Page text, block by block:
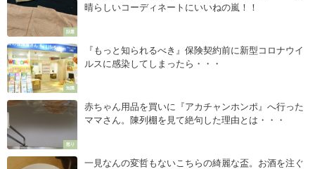
話題
晴らしいコーディネートにいいねの嵐！！
知識
『もっと知られるべき』保険契約前に新型コロナウイ
ルスに感染してしまったら・・・
怒り
赤ちゃん用品を買いに『アカチャンホンポ』へ行った
ママさん。陳列棚を見て絶句した理由とは・・・
一見なんの変哲もないこちらの綺麗な盃。お酒を注ぐ